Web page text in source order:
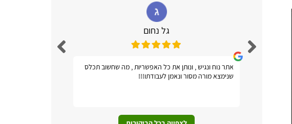
גל נחום
אתר נוח ונגיש , ונותן את כל האפשריות , מה שחשוב תכלס
שנימצא מורה מסור ונאמן לעבודתו!!!